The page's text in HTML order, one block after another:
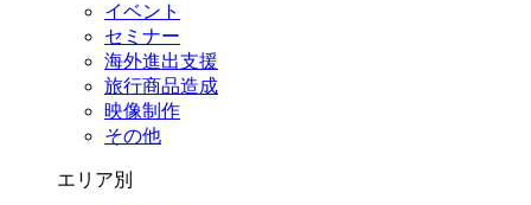
イベント
セミナー
海外進出支援
旅行商品造成
映像制作
その他
エリア別